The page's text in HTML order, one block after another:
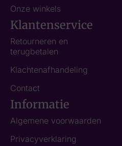
Onze winkels
Klantenservice
Retourneren en
terugbetalen
Klachtenafhandeling
Contact
Informatie
Algemene voorwaarden
Privacyverklaring